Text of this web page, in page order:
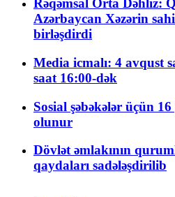
Rəqəmsal Orta Dəhliz:
Azərbaycan Xəzərin
birləşdirdi
Media icmalı: 4 avqust
saat 16:00-dək
Sosial şəbəkələr üçün
olunur
Dövlət əmlakının
qaydaları sadələşdirilib